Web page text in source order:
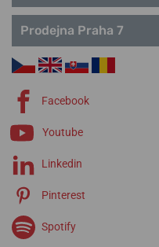
Prodejna Praha 7
Facebook
Youtube
Linkedin
Pinterest
Spotify